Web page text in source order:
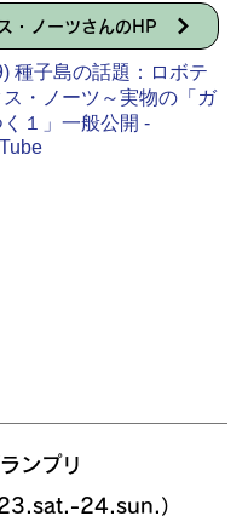
ンプリ
24.sun.）
・ノーツさんのHP
種子島の話題：ロボテ
ス・ノーツ～実物の「ガ
く１」一般公開 -